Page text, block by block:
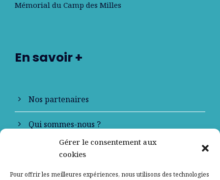
Gérer le consentement aux
cookies
Pour offrir les meilleures expériences, nous utilisons des technologies
Mémorial du Camp des Milles
En savoir +
Nos partenaires
Qui sommes-nous ?
Contactez-nous
Mentions légales